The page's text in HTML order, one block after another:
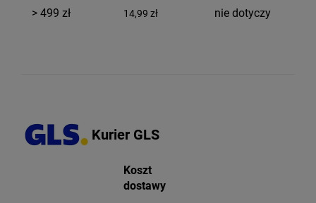
> 499 zł 14,99 zł nie dotyczy
Kurier GLS
Koszt
dostawy